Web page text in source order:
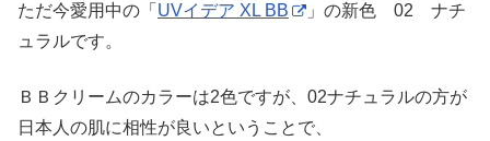
ただ今愛用中の「 UVイデア XL BB
」の新色 02 ナチ
ュラルです。
ＢＢクリームのカラーは2色ですが、02ナチュラルの方が
日本人の肌に相性が良いということで、